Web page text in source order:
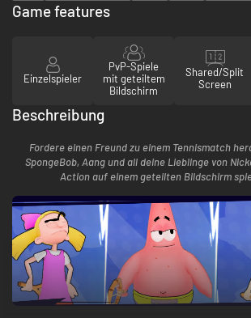
Game features
Einzelspieler
PvP-Spiele
mit geteiltem
Bildschirm
Shared/Split
Screen
Beschreibung
Fordere einen Freund zu einem Tennismatch
SpongeBob, Aang und all deine Lieblinge von
Action auf einem geteilten Bildschirm